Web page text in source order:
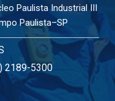
Paulista Industrial III
Paulista–SP
2189-5300